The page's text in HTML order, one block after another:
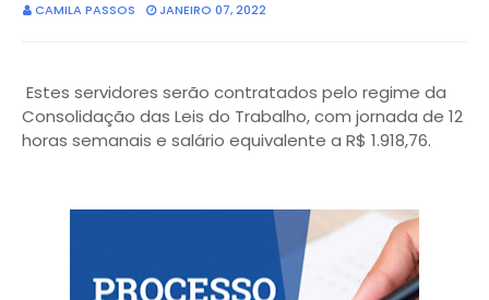
CAMILA PASSOS JANEIRO 07, 2022
Estes servidores serão contratados pelo regime da
Consolidação das Leis do Trabalho, com jornada de 12
horas semanais e salário equivalente a R$ 1.918,76.